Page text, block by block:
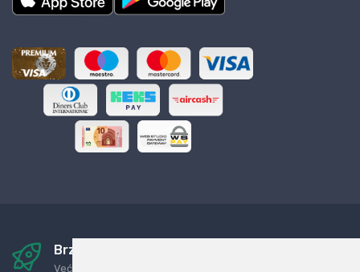
Brza i sigurna dostava
Već za nekoliko dana kod vas